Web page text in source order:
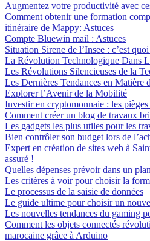
Augmentez votre productivité avec
Comment obtenir une formation
itinéraire de Mappy: Astuces
Compte Bluewin mail : Astuces
Situation Sirene de l’Insee : c’est
La Révolution Technologique Dans
Les Révolutions Silencieuses de la
Les Dernières Tendances en Matière
Explorer l’Avenir de la Mobilité
Investir en cryptomonnaie : les
Comment créer un blog de travaux
Les gadgets les plus utiles pour les
Bien contrôler son budget lors de
Expert en création de sites web à
assuré !
Quelles dépenses prévoir dans un
Les critères à voir pour choisir la
Le processus de la saisie de données
Le guide ultime pour choisir un
Les nouvelles tendances du gaming
Comment les objets connectés
marocaine grâce à Arduino